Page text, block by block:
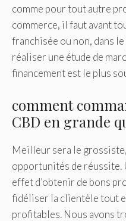
comme pour tout autre
commerce, il faut avant
franchisée ou non, dans
réaliser une étude de
financement est le plus
comment
CBD en grande
Meilleur sera le
opportunités de réussite.
effet d’obtenir de bons
fidéliser la clientèle tout
profitables. Nous avons